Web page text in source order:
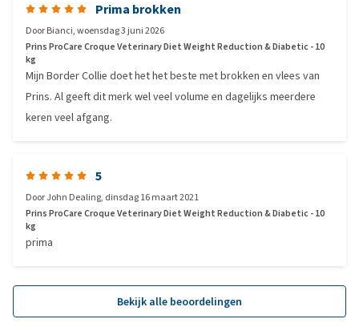
Prima brokken
DoorBianci,woensdag 3 juni 2026
Prins ProCare Croque Veterinary Diet Weight Reduction & Diabetic - 10
kg
Mijn Border Collie doet het het beste met brokken en vlees van
Prins. Al geeft dit merk wel veel volume en dagelijks meerdere
keren veel afgang.
5
DoorJohn Dealing, dinsdag 16 maart 2021
Prins ProCare Croque Veterinary Diet Weight Reduction & Diabetic - 10
kg
prima
Bekijk alle beoordelingen